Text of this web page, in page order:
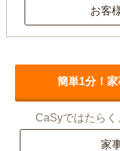
お客
簡単1分！
CaSyではたら
家